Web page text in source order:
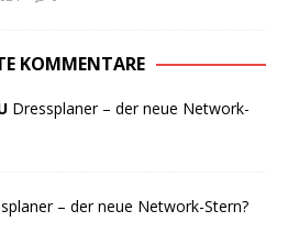
KOMMENTARE
Dressplaner – der neue Network-
– der neue Network-Stern?